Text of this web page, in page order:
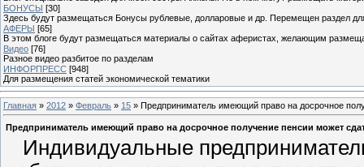
БОНУСЫ [30]
Здесь будут размещаться Бонусы рублевые, долларовые и др. Перемещен раздел
АФЕРЫ [65]
В этом блоге будут размещаться материалы о сайтах аферистах, желающим
Видео [76]
Разное видео разбитое по разделам
ИНФОРПРЕСС [948]
Для размещения статей экономической тематики
Главная » 2012 » Февраль » 15 » Предприниматель имеющий право на досрочное
Предприниматель имеющий право на досрочное получение пенсии может
Индивидуальные